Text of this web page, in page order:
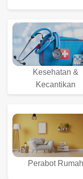
Kesehatan &
Kecantikan
Perabot Rumah